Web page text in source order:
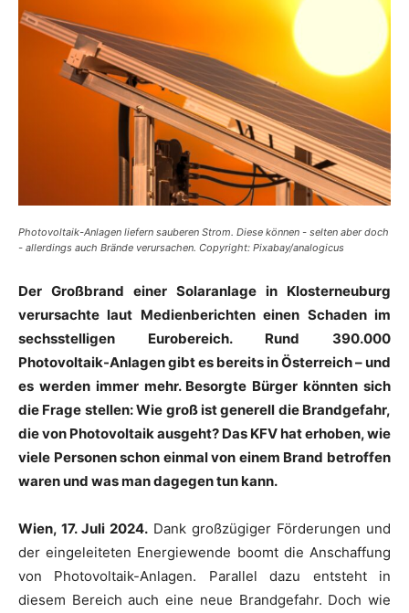
Photovoltaik-Anlagen liefern sauberen Strom. Diese können - selten aber doch
- allerdings auch Brände verursachen. Copyright: Pixabay/analogicus
Der Großbrand einer Solaranlage in Klosterneuburg
verursachte laut Medienberichten einen Schaden im
sechsstelligen Eurobereich. Rund 390.000
Photovoltaik-Anlagen gibt es bereits in Österreich – und
es werden immer mehr. Besorgte Bürger könnten sich
die Frage stellen: Wie groß ist generell die Brandgefahr,
die von Photovoltaik ausgeht? Das KFV hat erhoben, wie
viele Personen schon einmal von einem Brand betroffen
waren und was man dagegen tun kann.
Wien, 17. Juli 2024. Dank großzügiger Förderungen und
der eingeleiteten Energiewende boomt die Anschaffung
von Photovoltaik-Anlagen. Parallel dazu entsteht in
diesem Bereich auch eine neue Brandgefahr. Doch wie